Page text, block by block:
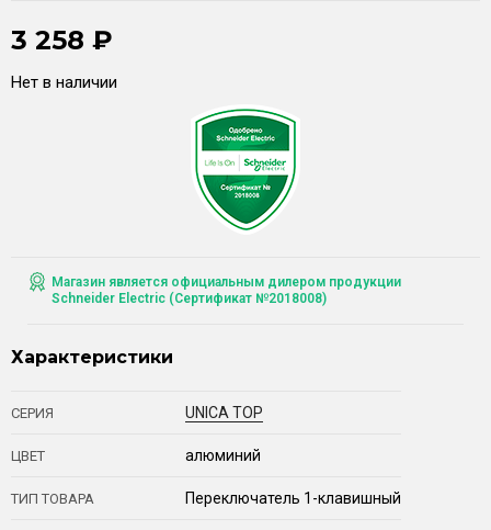
3 258 ₽
Нет в наличии
Магазин является официальным дилером продукции
Schneider Electric (Сертификат №2018008)
Характеристики
СЕРИЯ UNICA TOP
ЦВЕТ алюминий
ТИП ТОВАРА Переключатель 1-клавишный